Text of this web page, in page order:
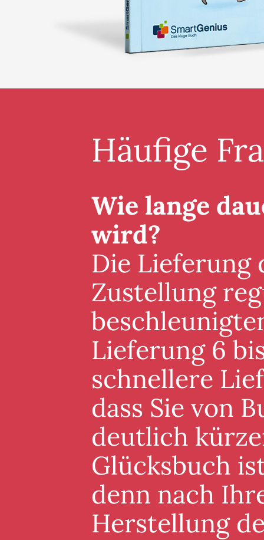
Häufige
Wie lange
wird?
Die Lieferung
Zustellung
Lieferung 6
schnellere
dass Sie von
deutlich
Glücksbuch
denn nach
Herstellung